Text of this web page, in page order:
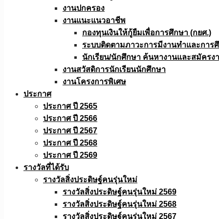
งานปกครอง
งานแนะแนวอาชีพ
กองทุนเงินให้กู้ยืมเพื่อการศึกษา (กยศ.)
ระบบติดตามภาวะการมีงานทำและการ
นักเรียน/นักศึกษา ค้นหางานและสมัครง
งานสวัสดิการนักเรียนนักศึกษา
งานโครงการพิเศษ
ประกาศ
ประกาศ ปี 2565
ประกาศ ปี 2566
ประกาศ ปี 2567
ประกาศ ปี 2568
ประกาศ ปี 2569
รางวัลที่ได้รับ
รางวัลสิ่งประดิษฐ์คนรุ่นใหม่
รางวัลสิ่งประดิษฐ์คนรุ่นใหม่ 2569
รางวัลสิ่งประดิษฐ์คนรุ่นใหม่ 2568
รางวัลสิ่งประดิษฐ์คนรุ่นใหม่ 2567